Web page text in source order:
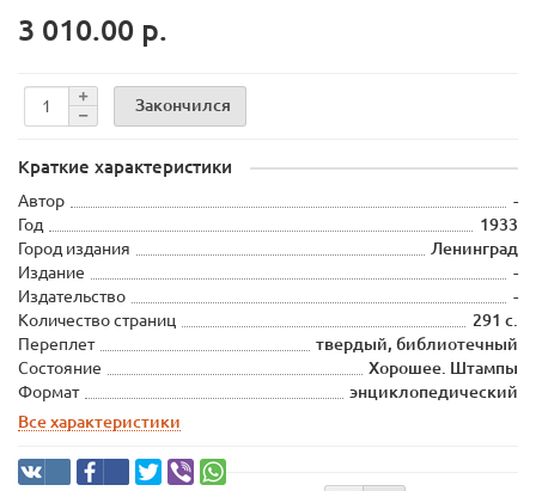
3 010.00 р.
Закончился
Краткие характеристики
Автор
-
Год
1933
Город издания
Ленинград
Издание
-
Издательство
-
Количество страниц
291 с.
Переплет
твердый, библиотечный
Состояние
Хорошее. Штампы
Формат
энциклопедический
Все характеристики